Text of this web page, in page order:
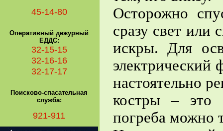
Осторожно
сразу свет или
искры. Для
настоятельно
костры – это
погреба можно
45-14-80
Оперативный дежурный
ЕДДС:
32-15-15
32-16-16
32-17-17
Поисково-спасательная
служба:
921-911